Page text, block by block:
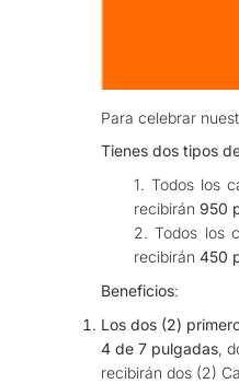
Para celebrar
Tienes dos tipos
1. Todos los
recibirán 950
2. Todos los
recibirán 450
Beneficios:
Los dos (2)
4 de 7 pulgadas,
recibirán dos (2)